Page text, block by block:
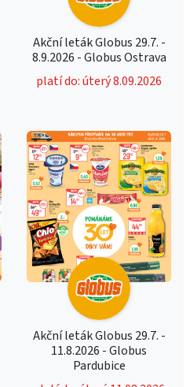
Akční leták Globus 29.7. -
8.9.2026 - Globus Ostrava
platí do: úterý 8.09.2026
Akční leták Globus 29.7. -
11.8.2026 - Globus
Pardubice